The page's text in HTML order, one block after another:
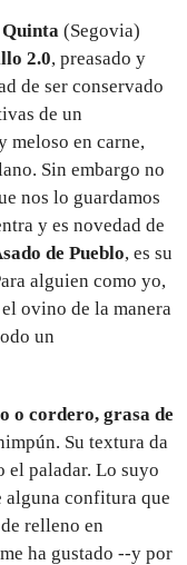
(Segovia)
2.0, preasado y
de ser conservado
de un
meloso en carne,
Sin embargo no
nos lo guardamos
y es novedad de
de Pueblo, es su
alguien como yo,
ovino de la manera
un
o cordero, grasa de
Su textura da
el paladar. Lo suyo
alguna confitura que
relleno en
ha gustado --y por